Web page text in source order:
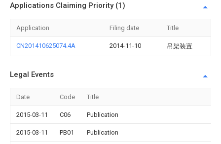
Applications Claiming Priority (1)
Application Filing date Title
CN201410625074.4A 2014-11-10 吊架装置
Legal Events
Date Code Title
2015-03-11 C06 Publication
2015-03-11 PB01 Publication